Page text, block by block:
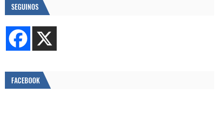
SEGUINOS
FACEBOOK